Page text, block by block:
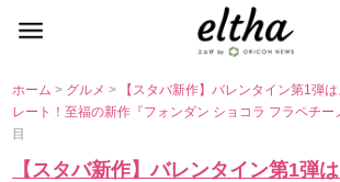
ホーム> グルメ>
【スタバ新作】バレンタイン第1弾
レート！至福の新作『フォンダン ショコラ フラペチ
目
【スタバ新作】バレンタイン第1弾